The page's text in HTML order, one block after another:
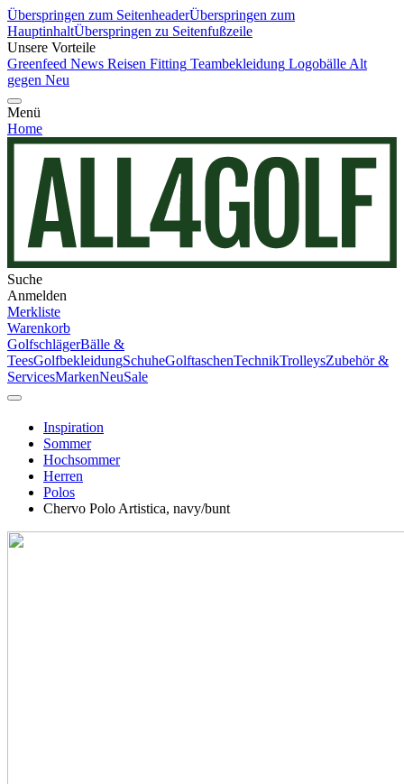
Überspringen zum SeitenheaderÜberspringen zum
HauptinhaltÜberspringen zu Seitenfußzeile
Unsere Vorteile
Greenfeed News Reisen Fitting Teambekleidung Logobälle Alt
gegen Neu
Menü
Home
Suche
Anmelden
Merkliste
Warenkorb
GolfschlägerBälle &
TeesGolfbekleidungSchuheGolftaschenTechnikTrolleysZubehör &
ServicesMarkenNeuSale
Inspiration
Sommer
Hochsommer
Herren
Polos
Chervo Polo Artistica, navy/bunt